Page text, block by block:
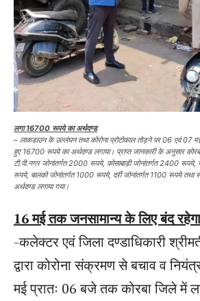
लगा 16700 रूपये का अर्थदण्ड
– लाकडाउन के उल्लंघन तथा कोरोना प्रोटोकाल तोड़ने पर 06 एवं 07
हुए 16700 रूपये का अर्थदण्ड लगाया। प्राप्त जानकारी के अनुसार
टी.पी.नगर जोनांतर्गत 2000 रूपये, कोसाबाड़ी जोनांतर्गत 2400
रूपये, बालको जोनांतर्गत 1000 रूपये, दर्री जोनांतर्गत 1100 रूपये तथा
अर्थदण्ड लगाया गया।
16 मई तक जनसामान्य के लिए बंद रहेगा
-कलेक्टर एवं जिला दण्डाधिकारी
द्वारा कोरोना संक्रमण से बचाव व
मई प्रातः 06 बजे तक कोरबा जिले में